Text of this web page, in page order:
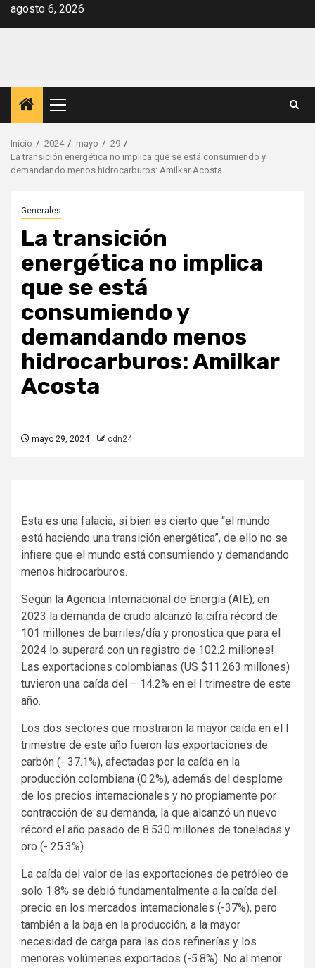
Saltar
agosto 6, 2026
Menú
principal
Inicio 2024 mayo
29
La transición energética no implica que se está consumiendo y
demandando menos hidrocarburos: Amilkar Acosta
Generales
La transición
energética no implica
que se está
consumiendo y
demandando menos
hidrocarburos: Amilkar
Acosta
mayo 29, 2024 cdn24
Esta es una falacia, si bien es cierto que “el mundo
está haciendo una transición energética”, de ello no se
infiere que el mundo está consumiendo y demandando
menos hidrocarburos.
Según la Agencia Internacional de Energía (AIE), en
2023 la demanda de crudo alcanzó la cifra récord de
101 millones de barriles/día y pronostica que para el
2024 lo superará con un registro de 102.2 millones!
Las exportaciones colombianas (US $11.263 millones)
tuvieron una caída del – 14.2% en el I trimestre de este
año.
Los dos sectores que mostraron la mayor caída en el I
trimestre de este año fueron las exportaciones de
carbón (- 37.1%), afectadas por la caída en la
producción colombiana (0.2%), además del desplome
de los precios internacionales y no propiamente por
contracción de su demanda, la que alcanzó un nuevo
récord el año pasado de 8.530 millones de toneladas y
oro (- 25.3%).
La caída del valor de las exportaciones de petróleo de
solo 1.8% se debió fundamentalmente a la caída del
precio en los mercados internacionales (-37%), pero
también a la baja en la producción, a la mayor
necesidad de carga para las dos refinerías y los
menores volúmenes exportados (-5.8%). No al menor